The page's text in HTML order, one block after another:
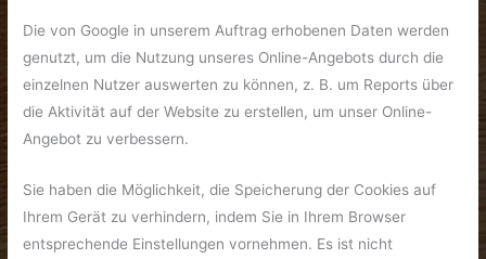
Die von Google in unserem Auftrag erhobenen Daten werden
genutzt, um die Nutzung unseres Online-Angebots durch die
einzelnen Nutzer auswerten zu können, z. B. um Reports über
die Aktivität auf der Website zu erstellen, um unser Online-
Angebot zu verbessern.
Sie haben die Möglichkeit, die Speicherung der Cookies auf
Ihrem Gerät zu verhindern, indem Sie in Ihrem Browser
entsprechende Einstellungen vornehmen. Es ist nicht